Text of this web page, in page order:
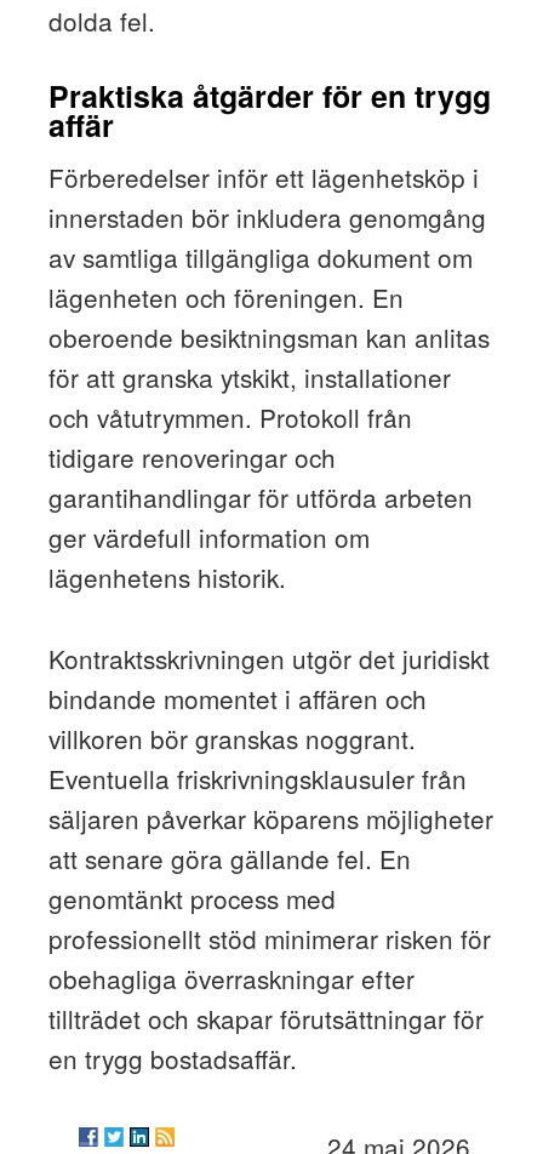
dolda fel.
Praktiska åtgärder för en trygg
affär
Förberedelser inför ett lägenhetsköp i
innerstaden bör inkludera genomgång
av samtliga tillgängliga dokument om
lägenheten och föreningen. En
oberoende besiktningsman kan anlitas
för att granska ytskikt, installationer
och våtutrymmen. Protokoll från
tidigare renoveringar och
garantihandlingar för utförda arbeten
ger värdefull information om
lägenhetens historik.
Kontraktsskrivningen utgör det juridiskt
bindande momentet i affären och
villkoren bör granskas noggrant.
Eventuella friskrivningsklausuler från
säljaren påverkar köparens möjligheter
att senare göra gällande fel. En
genomtänkt process med
professionellt stöd minimerar risken för
obehagliga överraskningar efter
tillträdet och skapar förutsättningar för
en trygg bostadsaffär.